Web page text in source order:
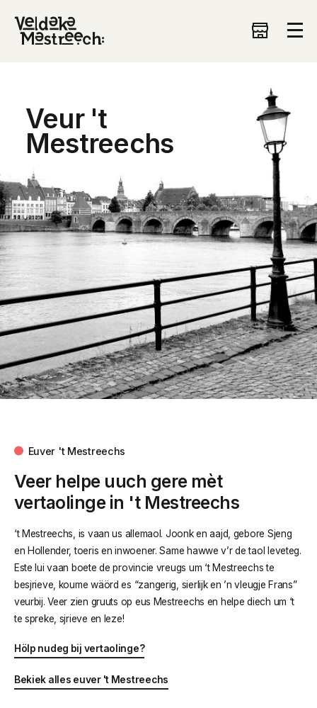
Veur 't
Mestreechs
Euver 't Mestreechs
Veer helpe uuch gere mèt
vertaolinge in 't Mestreechs
‘t Mestreechs, is vaan us allemaol. Joonk en aajd, gebore Sjeng
en Hollender, toeris en inwoener. Same hawwe v’r de taol leveteg.
Este lui vaan boete de provincie vreugs um ‘t Mestreechs te
besjrieve, koume wäörd es “zangerig, sierlijk en ’n vleugje Frans”
veurbij. Veer zien gruuts op eus Mestreechs en helpe diech um ‘t
te spreke, sjrieve en leze!
Hölp nudeg bij vertaolinge?
Bekiek alles euver 't Mestreechs